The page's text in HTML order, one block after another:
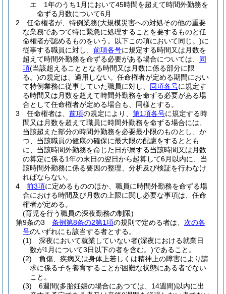
エ
1年のうち1月において45時間を超えて時間外勤務を
命ずる月数について6月
2
任命権者が、特例業務(大規模災害への対処その他の重要
な業務であつて特に緊急に処理することを要するものと任
命権者が認めるものをいう。以下この項において同じ。)に
従事する職員に対し、 前項各号に規定する時間又は月数を
超えて時間外勤務を命ずる必要がある場合については、 同
項(当該超えることとなる時間又は月数に係る部分に限
る。)の規定は、適用しない。 任命権者が定める期間におい
て特例業務に従事していた職員に対し、 同項各号に規定す
る時間又は月数を超えて時間外勤務を命ずる必要がある場
合として任命権者が定める場合も、同様とする。
3
任命権者は、 前項の規定により、 第1項各号に規定する時
間又は月数を超えて職員に時間外勤務を命ずる場合には、
当該超えた部分の時間外勤務を必要最小限のものとし、か
つ、当該職員の健康の確保に最大限の配慮をするととも
に、当該時間外勤務を命じた日が属する当該時間又は月数
の算定に係る1年の末日の翌日から起算して6月以内に、当
該時間外勤務に係る要因の整理、分析及び検証を行わなけ
ればならない。
4
前3項に定めるもののほか、職員に時間外勤務を命ずる場
合における時間及び月数の上限に関し必要な事項は、任命
権者が定める。
(育児を行う職員の深夜勤務の制限)
第9条の3
条例第8条の2第1項の規則で定める者は、 次の各
号のいずれにも該当する者とする。
(1)
深夜において就業していない者(深夜における就業日
数が1月について3日以下の者を含む。)であること。
(2)
負傷、疾病又は身体上若しくは精神上の障害により請
求に係る子を養育することが困難な状態にある者でない
こと。
(3)
6週間(多胎妊娠の場合にあつては、14週間)以内に出